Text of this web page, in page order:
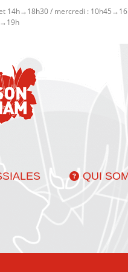
14h→18h30 / mercredi :
QUI